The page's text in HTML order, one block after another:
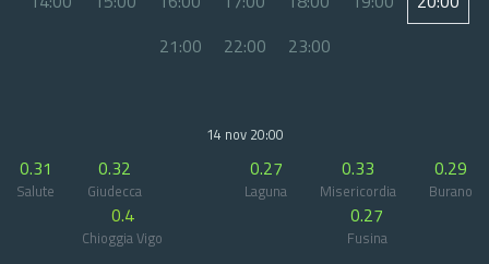
21:00
22:00 23:00
14 nov 20:00
0.31
Salute
0.32
Giudecca
0.27
Laguna
0.33
Misericordia
0.29
Burano
0.4
Chioggia Vigo
0.27
Fusina